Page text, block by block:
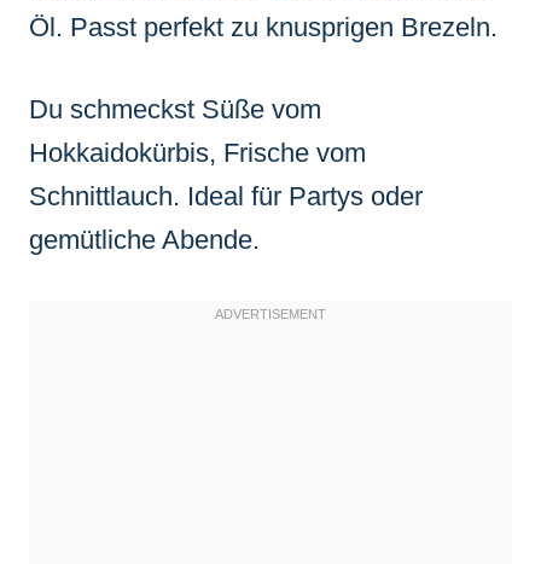
Öl. Passt perfekt zu knusprigen Brezeln.
Du schmeckst Süße vom
Hokkaidokürbis, Frische vom
Schnittlauch. Ideal für Partys oder
gemütliche Abende.